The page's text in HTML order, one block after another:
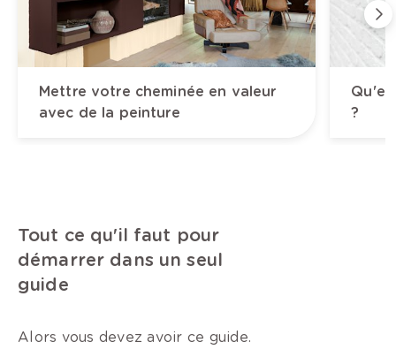
Mettre votre cheminée en valeur
avec de la peinture
?
Tout ce qu'il faut pour
démarrer dans un seul
guide
Alors vous devez avoir ce guide.